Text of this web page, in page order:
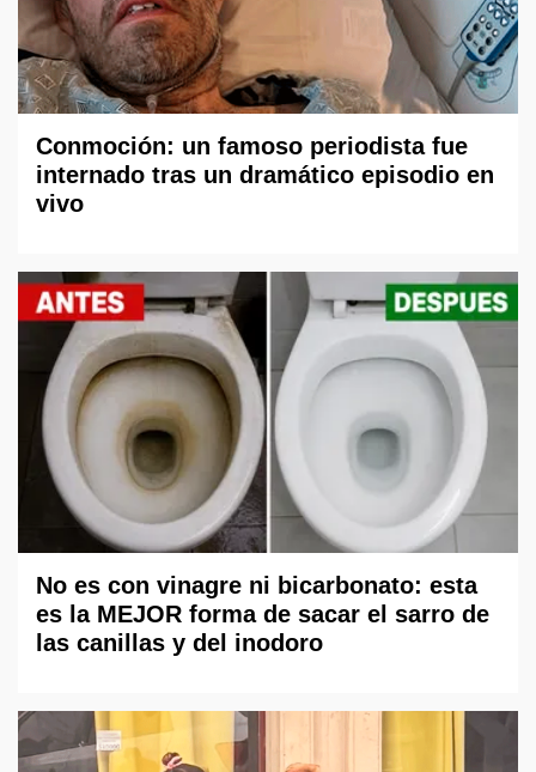
Conmoción: un famoso periodista fue
internado tras un dramático episodio en
vivo
No es con vinagre ni bicarbonato: esta
es la MEJOR forma de sacar el sarro de
las canillas y del inodoro